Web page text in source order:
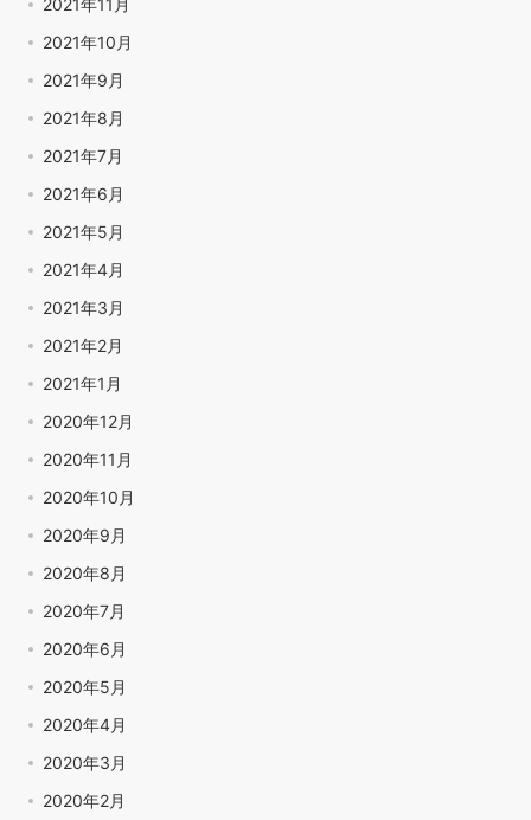
2021年10月
2021年9月
2021年8月
2021年7月
2021年6月
2021年5月
2021年4月
2021年3月
2021年2月
2021年1月
2020年12月
2020年11月
2020年10月
2020年9月
2020年8月
2020年7月
2020年6月
2020年5月
2020年4月
2020年3月
2020年2月